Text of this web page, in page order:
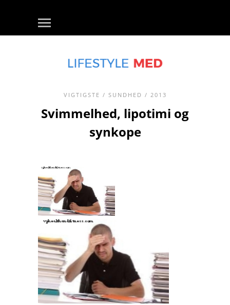
VIGTIGSTE / SUNDHED / 2013
Svimmelhed, lipotimi og
synkope